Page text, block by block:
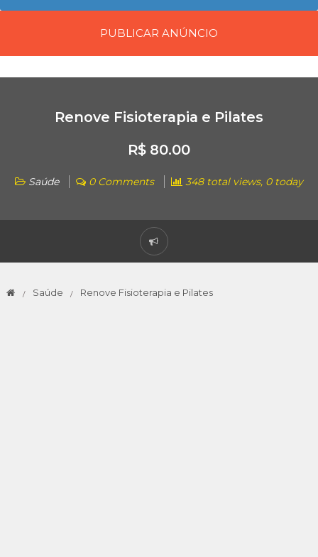
PUBLICAR ANÚNCIO
Renove Fisioterapia e Pilates
R$ 80.00
Saúde 0 Comments 348 total views, 0 today
Saúde Renove Fisioterapia e Pilates